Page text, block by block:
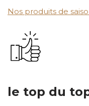
Nos produits de
le top du